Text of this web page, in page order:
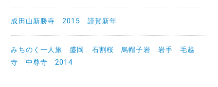
成田山新勝寺 2015 謹賀新年
みちのく一人旅 盛岡 石割桜 烏帽子岩 岩手 毛越
寺 中尊寺 2014